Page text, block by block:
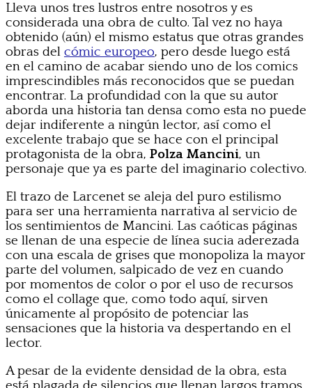
Lleva unos tres lustros entre nosotros y es
considerada una obra de culto. Tal vez no haya
obtenido (aún) el mismo estatus que otras grandes
obras del cómic europeo, pero desde luego está
en el camino de acabar siendo uno de los comics
imprescindibles más reconocidos que se puedan
encontrar. La profundidad con la que su autor
aborda una historia tan densa como esta no puede
dejar indiferente a ningún lector, así como el
excelente trabajo que se hace con el principal
protagonista de la obra, Polza Mancini, un
personaje que ya es parte del imaginario colectivo.
El trazo de Larcenet se aleja del puro estilismo
para ser una herramienta narrativa al servicio de
los sentimientos de Mancini. Las caóticas páginas
se llenan de una especie de línea sucia aderezada
con una escala de grises que monopoliza la mayor
parte del volumen, salpicado de vez en cuando
por momentos de color o por el uso de recursos
como el collage que, como todo aquí, sirven
únicamente al propósito de potenciar las
sensaciones que la historia va despertando en el
lector.
A pesar de la evidente densidad de la obra, esta